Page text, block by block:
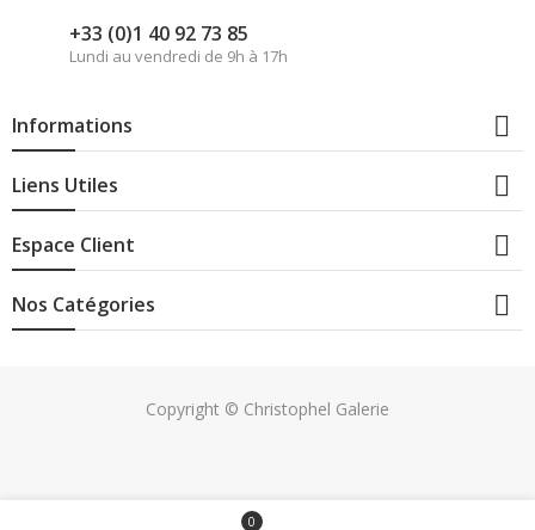
0
+33 (0)1 40 92 73 85
Lundi au vendredi de 9h à 17h
Informations 
Liens Utiles 
Espace Client 
Nos Catégories 
Copyright © Christophel Galerie